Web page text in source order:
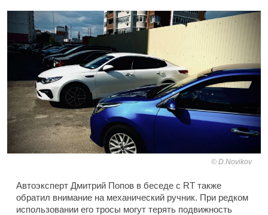
D.Novikov
Автоэксперт Дмитрий Попов в беседе с RT также
обратил внимание на механический ручник. При редком
использовании его тросы могут терять подвижность